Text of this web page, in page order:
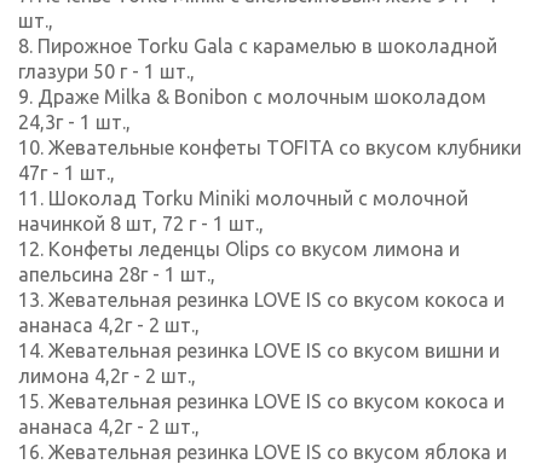
шт.,
8. Пирожное Torku Gala с карамелью в шоколадной
глазури 50 г - 1 шт.,
9. Драже Milka & Bonibon с молочным шоколадом
24,3г - 1 шт.,
10. Жевательные конфеты TOFITA ​​со вкусом клубники
47г - 1 шт.,
11. Шоколад Torku Miniki молочный с молочной
начинкой 8 шт, 72 г - 1 шт.,
12. Конфеты леденцы Olips со вкусом лимона и
апельсина 28г - 1 шт.,
13. Жевательная резинка LOVE IS со вкусом кокоса и
ананаса 4,2г - 2 шт.,
14. Жевательная резинка LOVE IS со вкусом вишни и
лимона 4,2г - 2 шт.,
15. Жевательная резинка LOVE IS со вкусом кокоса и
ананаса 4,2г - 2 шт.,
16. Жевательная резинка LOVE IS со вкусом яблока и